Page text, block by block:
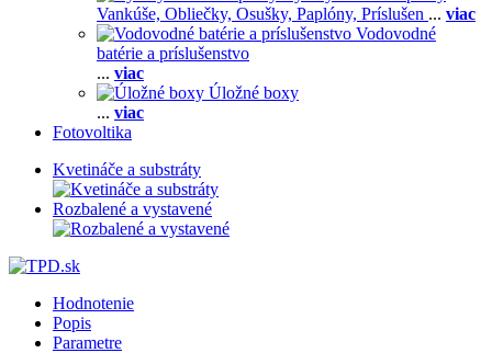
Vankúše, Obliečky, Osušky, Paplóny, Príslušen ... viac
Vodovodné
batérie a príslušenstvo
... viac
Úložné boxy
... viac
Fotovoltika
Kvetináče a substráty
Rozbalené a vystavené
Hodnotenie
Popis
Parametre